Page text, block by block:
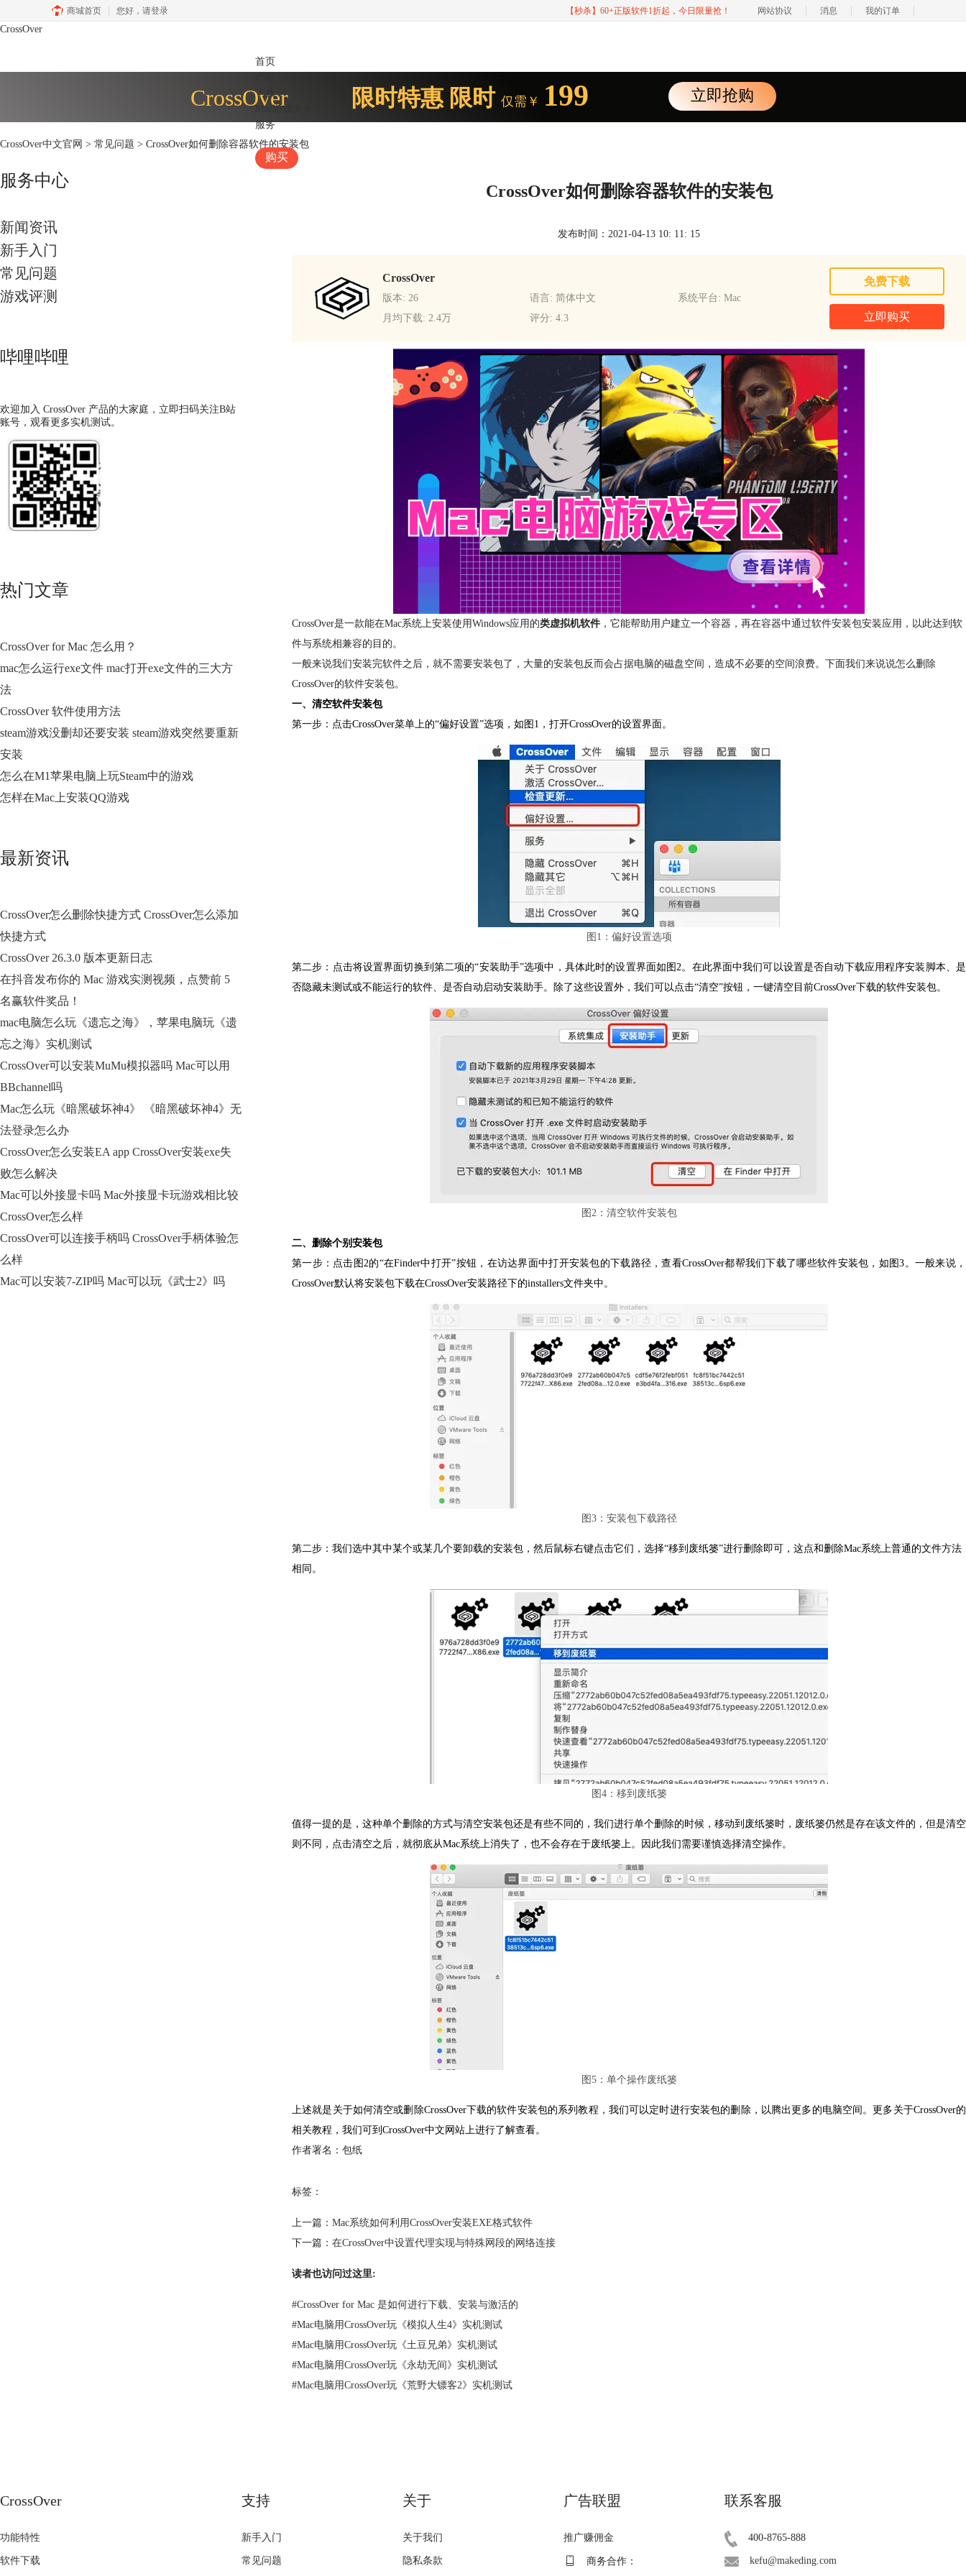
商城首页 您好， 请登录 【秒杀】60+正版软件1折起，今日限量抢！ 网站协议 消息 我的订单
CrossOver
首页
下载
Mac游戏大全
服务
购买
CrossOver 限时特惠 限时 仅需￥ 199 立即抢购
CrossOver中文官网 > 常见问题 > CrossOver如何删除容器软件的安装包
服务中心
新闻资讯
新手入门
常见问题
游戏评测
哔哩哔哩
欢迎加入 CrossOver 产品的大家庭，立即扫码关注B站
账号，观看更多实机测试。
热门文章
CrossOver for Mac 怎么用？
mac怎么运行exe文件 mac打开exe文件的三大方
法
CrossOver 软件使用方法
steam游戏没删却还要安装 steam游戏突然要重新
安装
怎么在M1苹果电脑上玩Steam中的游戏
怎样在Mac上安装QQ游戏
最新资讯
CrossOver怎么删除快捷方式 CrossOver怎么添加
快捷方式
CrossOver 26.3.0 版本更新日志
在抖音发布你的 Mac 游戏实测视频，点赞前 5
名赢软件奖品！
mac电脑怎么玩《遗忘之海》，苹果电脑玩《遗
忘之海》实机测试
CrossOver可以安装MuMu模拟器吗 Mac可以用
BBchannel吗
Mac怎么玩《暗黑破坏神4》 《暗黑破坏神4》无
法登录怎么办
CrossOver怎么安装EA app CrossOver安装exe失
败怎么解决
Mac可以外接显卡吗 Mac外接显卡玩游戏相比较
CrossOver怎么样
CrossOver可以连接手柄吗 CrossOver手柄体验怎
么样
Mac可以安装7-ZIP吗 Mac可以玩《武士2》吗
CrossOver如何删除容器软件的安装包
发布时间：2021-04-13 10: 11: 15
CrossOver
版本: 26 语言: 简体中文
系统平台: Mac
月均下载: 2.4万
评分: 4.3
免费下载
立即购买
CrossOver是一款能在Mac系统上安装使用Windows应用的类虚拟机软件 ，它能帮助用户建立一个容器，再在容器中通过软件安装包安装应用，以此达到软
件与系统相兼容的目的。
一般来说我们安装完软件之后，就不需要安装包了，大量的安装包反而会占据电脑的磁盘空间，造成不必要的空间浪费。下面我们来说说怎么删除
CrossOver的软件安装包。
一、清空软件安装包
第一步：点击CrossOver菜单上的“偏好设置”选项，如图1，打开CrossOver的设置界面。
图1：偏好设置选项
第二步：点击将设置界面切换到第二项的“安装助手”选项中，具体此时的设置界面如图2。在此界面中我们可以设置是否自动下载应用程序安装脚本、是
否隐藏未测试或不能运行的软件、是否自动启动安装助手。除了这些设置外，我们可以点击“清空”按钮，一键清空目前CrossOver下载的软件安装包。
图2：清空软件安装包
二、删除个别安装包
第一步：点击图2的“在Finder中打开”按钮，在访达界面中打开安装包的下载路径，查看CrossOver都帮我们下载了哪些软件安装包，如图3。一般来说，
CrossOver默认将安装包下载在CrossOver安装路径下的installers文件夹中。
图3：安装包下载路径
第二步：我们选中其中某个或某几个要卸载的安装包，然后鼠标右键点击它们，选择“移到废纸篓”进行删除即可，这点和删除Mac系统上普通的文件方法
相同。
图4：移到废纸篓
值得一提的是，这种单个删除的方式与清空安装包还是有些不同的，我们进行单个删除的时候，移动到废纸篓时，废纸篓仍然是存在该文件的，但是清空
则不同，点击清空之后，就彻底从Mac系统上消失了，也不会存在于废纸篓上。因此我们需要谨慎选择清空操作。
图5：单个操作废纸篓
上述就是关于如何清空或删除CrossOver下载的软件安装包的系列教程，我们可以定时进行安装包的删除，以腾出更多的电脑空间。更多关于CrossOver的
相关教程，我们可到CrossOver中文网站上进行了解查看。
作者署名：包纸
标签：
上一篇： Mac系统如何利用CrossOver安装EXE格式软件
下一篇： 在CrossOver中设置代理实现与特殊网段的网络连接
读者也访问过这里:
#CrossOver for Mac 是如何进行下载、安装与激活的
#Mac电脑用CrossOver玩《模拟人生4》实机测试
#Mac电脑用CrossOver玩《土豆兄弟》实机测试
#Mac电脑用CrossOver玩《永劫无间》实机测试
#Mac电脑用CrossOver玩《荒野大镖客2》实机测试
CrossOver
功能特性
软件下载
支持
新手入门
常见问题
关于
关于我们
隐私条款
广告联盟
推广赚佣金
商务合作：
联系客服
400-8765-888
kefu@makeding.com